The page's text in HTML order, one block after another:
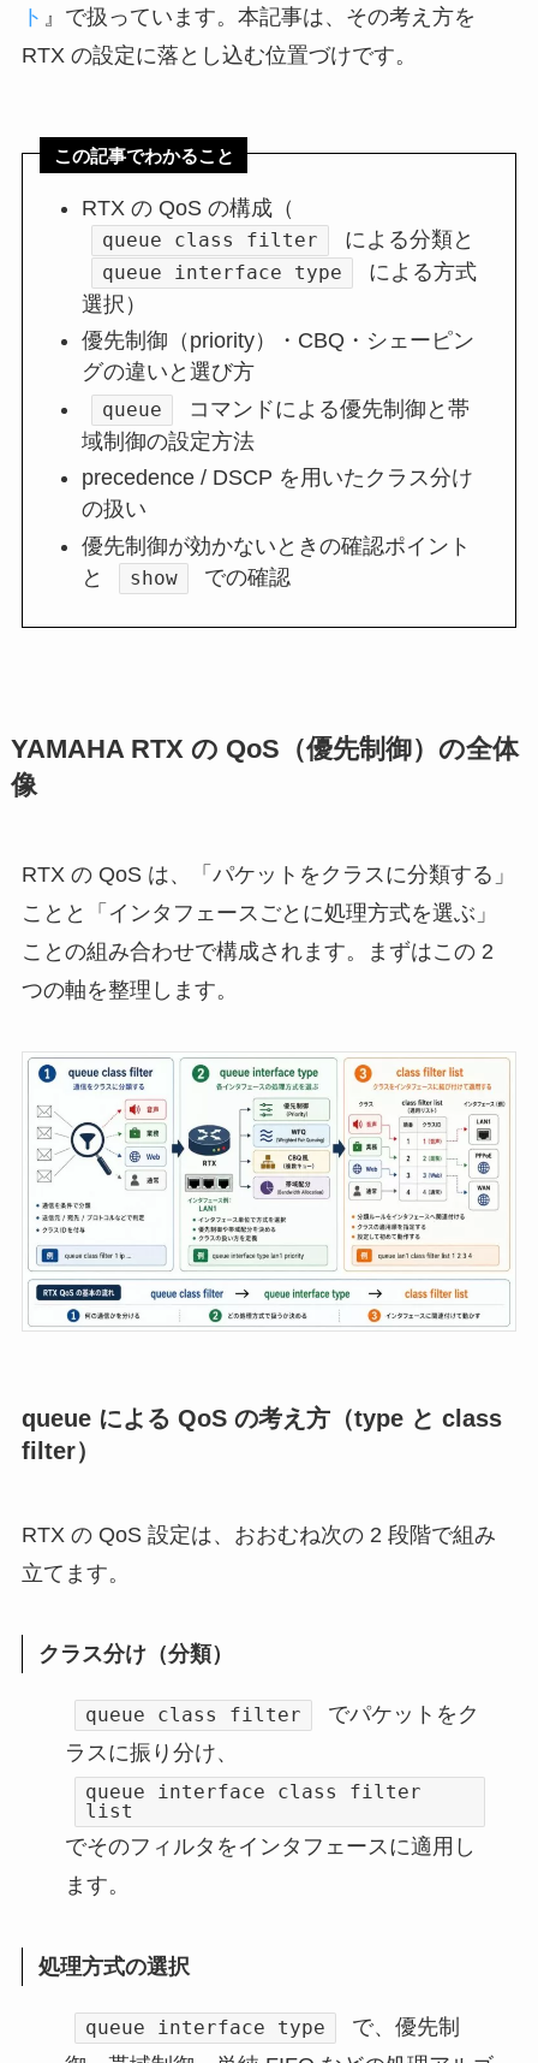
ト 』で扱っています。本記事は、その考え方を
RTX の設定に落とし込む位置づけです。
この記事でわかること
RTX の QoS の構成（
queue class filter による分類と
queue interface type
による方式
選択）
優先制御（priority）・CBQ・シェーピン
グの違いと選び方
queue
コマンドによる優先制御と帯
域制御の設定方法
precedence / DSCP を用いたクラス分け
の扱い
優先制御が効かないときの確認ポイント
と
show での確認
YAMAHA RTX の QoS（優先制御）の全体
像
RTX の QoS は、「パケットをクラスに分類する」
ことと「インタフェースごとに処理方式を選ぶ」
ことの組み合わせで構成されます。まずはこの 2
つの軸を整理します。
queue による QoS の考え方（type と class
filter）
RTX の QoS 設定は、おおむね次の 2 段階で組み
立てます。
クラス分け（分類）
queue class filter
でパケットをク
ラスに振り分け、
queue interface class filter
list
でそのフィルタをインタフェースに適用し
ます。
処理方式の選択
queue interface type
で、優先制